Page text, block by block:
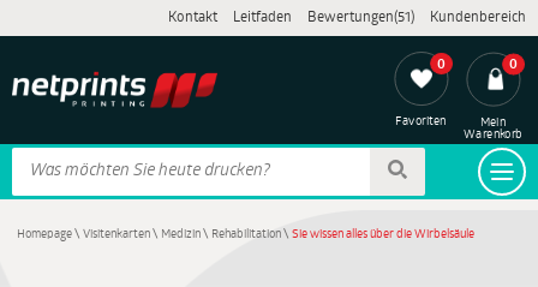
Kontakt Leitfaden Bewertungen(51) Kundenbereich
0
Favoriten
0
Mein
Warenkorb
Homepage\ Visitenkarten\ Medizin\ Rehabilitation\ Sie wissen alles über die Wirbelsäule